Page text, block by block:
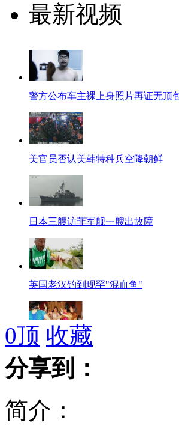
最新视频
警方公布车主裸上身照片再证无顶
美官员否认美韩特种兵空降朝鲜
日本三艘访菲军舰一艘出故障
英国老汉钓到现罕"混血鱼"
巴基斯坦男女婚礼上跳舞被判死刑
特殊玻璃灯 血液为“开关”
0顶 收藏
分享到：
简介：